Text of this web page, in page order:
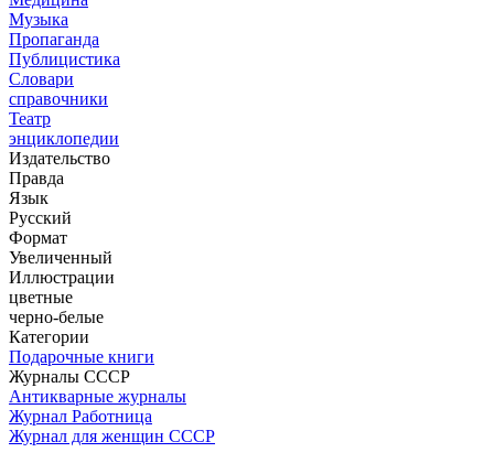
Музыка
Пропаганда
Публицистика
Словари
справочники
Театр
энциклопедии
Издательство
Правда
Язык
Русский
Формат
Увеличенный
Иллюстрации
цветные
черно-белые
Категории
Подарочные книги
Журналы СССР
Антикварные журналы
Журнал Работница
Журнал для женщин СССР